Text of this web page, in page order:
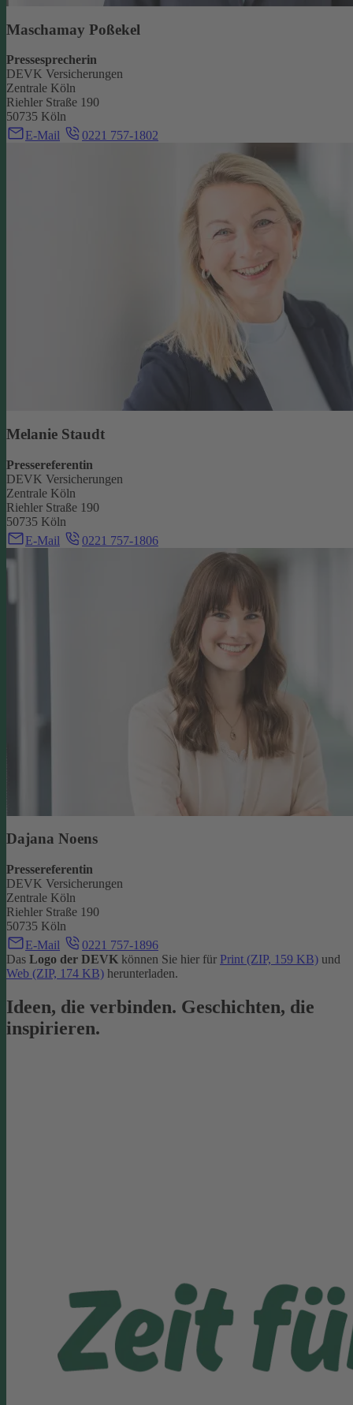
Maschamay Poßekel
Pressesprecherin
DEVK Versicherungen
Zentrale Köln
Riehler Straße 190
50735 Köln
E-Mail
0221 757-1802
Melanie Staudt
Pressereferentin
DEVK Versicherungen
Zentrale Köln
Riehler Straße 190
50735 Köln
E-Mail
0221 757-1806
Dajana Noens
Pressereferentin
DEVK Versicherungen
Zentrale Köln
Riehler Straße 190
50735 Köln
E-Mail
0221 757-1896
Das Logo der DEVK können Sie hier für Print (ZIP, 159 KB) und
Web (ZIP, 174 KB) herunterladen.
Ideen, die verbinden. Geschichten, die
inspirieren.